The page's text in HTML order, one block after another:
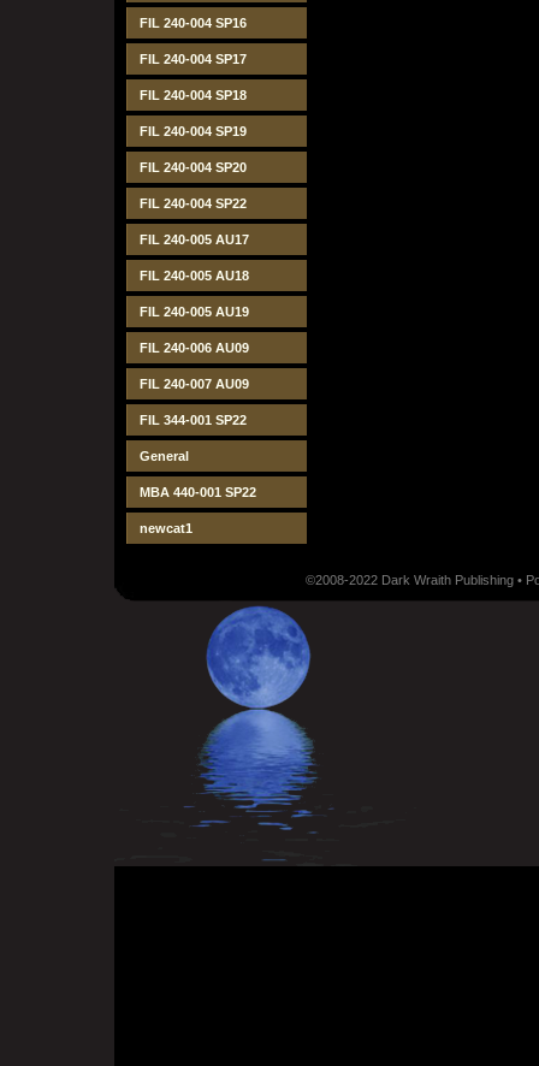
FIL 240-004 SP16
FIL 240-004 SP17
FIL 240-004 SP18
FIL 240-004 SP19
FIL 240-004 SP20
FIL 240-004 SP22
FIL 240-005 AU17
FIL 240-005 AU18
FIL 240-005 AU19
FIL 240-006 AU09
FIL 240-007 AU09
FIL 344-001 SP22
General
MBA 440-001 SP22
newcat1
©2008-2022 Dark Wraith Publishing •